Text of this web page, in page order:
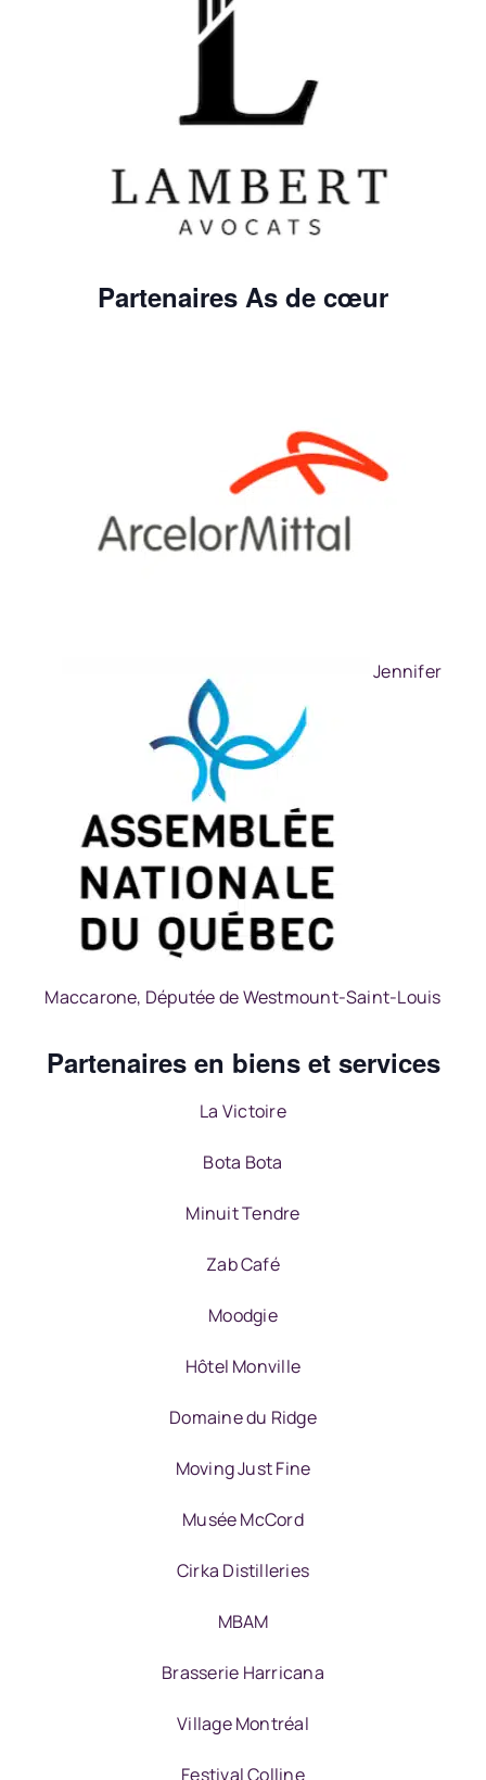
Partenaires As de cœur
Jennifer
Maccarone, Députée de Westmount-Saint-Louis
Partenaires en biens et services
La Victoire
Bota Bota
Minuit Tendre
Zab Café
Moodgie
Hôtel Monville
Domaine du Ridge
Moving Just Fine
Musée McCord
Cirka Distilleries
MBAM
Brasserie Harricana
Village Montréal
Festival Colline